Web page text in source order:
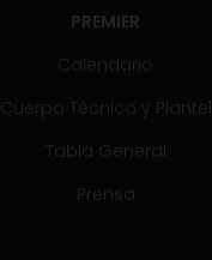
PREMIER
Calendario
Cuerpo Técnico y Plantel
Tabla General
Prensa